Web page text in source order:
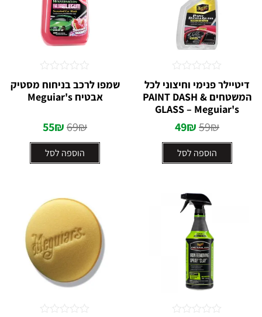
דיטיילר פנימי וחיצוני לכל
המשטחים PAINT DASH &
GLASS – Meguiar's
59₪
49₪
הוספה לסל
0
מתוך
5
שמפו לרכב בניחוח מסטיק
אבטיח Meguiar's
69₪
55₪
הוספה לסל
0
מתוך